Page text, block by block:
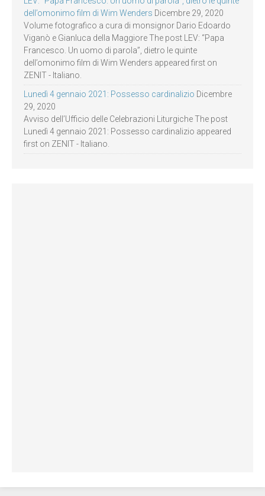
dell’omonimo film di Wim Wenders Dicembre 29, 2020
Volume fotografico a cura di monsignor Dario Edoardo
Viganò e Gianluca della Maggiore The post LEV: “Papa
Francesco. Un uomo di parola”, dietro le quinte
dell’omonimo film di Wim Wenders appeared first on
ZENIT - Italiano.
Lunedì 4 gennaio 2021: Possesso cardinalizio Dicembre
29, 2020
Avviso dell’Ufficio delle Celebrazioni Liturgiche The post
Lunedì 4 gennaio 2021: Possesso cardinalizio appeared
first on ZENIT - Italiano.